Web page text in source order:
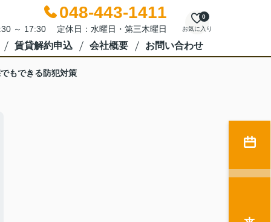
048-443-1411
～ 17:30 定休日：水曜日・第三木曜日 お気に入り
0
賃貸解約申込 会社概要 お問い合わせ
もできる防犯対策